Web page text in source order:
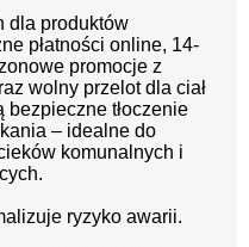
dla produktów
płatności online, 14-
promocje z
wolny przelot dla ciał
bezpieczne tłoczenie
– idealne do
komunalnych i
ryzyko awarii.